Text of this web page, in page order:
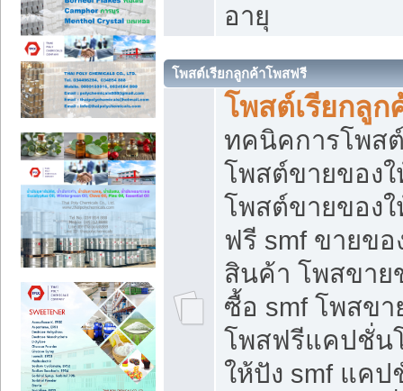
อายุ
โพสต์เรียกลูกค้าโพสฟรี
โพสต์เรียกลูก
ทคนิคการโพส
โพสต์ขายของ
โพสต์ขายของ
ฟรี smf ขายข
สินค้า โพสขาย
ซื้อ smf โพสข
โพสฟรีแคปชั่น
ให้ปัง smf แค